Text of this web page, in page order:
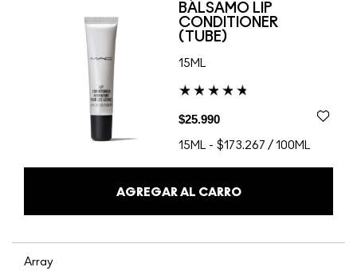
BÁLSAMO LIP
CONDITIONER
(TUBE)
15ML
$25.990
15ML - $173.267 / 100ML
AGREGAR AL CARRO
Array